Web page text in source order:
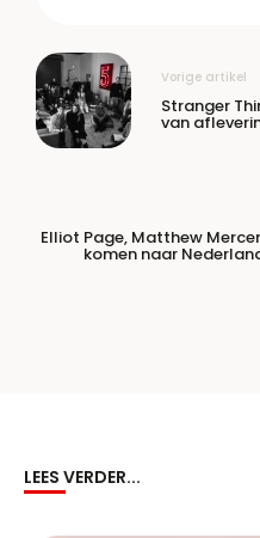
Vorige artikel
Stranger
van
Elliot Page, Matthew
komen naar
LEES VERDER...